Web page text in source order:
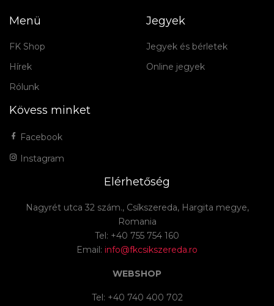
Menü
FK Shop
Hírek
Rólunk
Jegyek
Jegyek és bérletek
Online jegyek
Kövess minket
Facebook
Instagram
Elérhetőség
Nagyrét utca 32 szám., Csíkszereda, Hargita megye,
Romania
Tel: +40 755 754 160
Email: info@fkcsikszereda.ro
WEBSHOP
Tel: +40 740 400 702